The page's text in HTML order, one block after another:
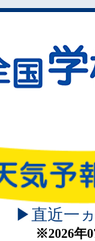
▶直近一
※2026年